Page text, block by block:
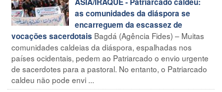
as comunidades da diáspora se
encarreguem da escassez de
vocações sacerdotais Bagdá (Agência Fides) – Muitas
comunidades caldeias da diáspora, espalhadas nos
países ocidentais, pedem ao Patriarcado o envio urgente
de sacerdotes para a pastoral. No entanto, o Patriarcado
caldeu não pode envi ...